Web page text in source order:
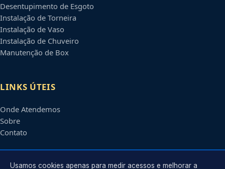
Desentupimento de Esgoto
Instalação de Torneira
Instalação de Vaso
Instalação de Chuveiro
Manutenção de Box
LINKS ÚTEIS
Onde Atendemos
Sobre
Contato
CONTATO
Usamos cookies apenas para medir acessos e melhorar a